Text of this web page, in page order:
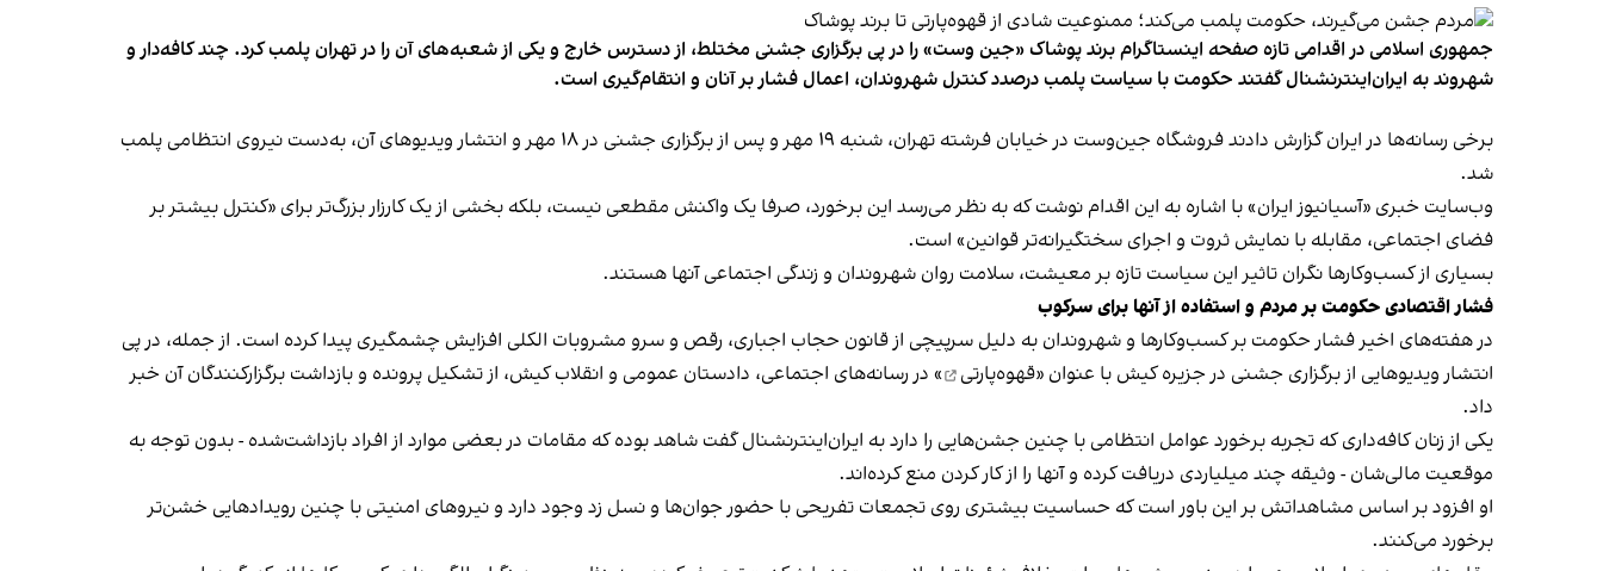
جمهوری اسلامی در اقدامی تازه صفحه اینستاگرام برند پوشاک «جین وست» را در پی برگزاری جشنی مختلط، از دسترس خارج و یکی از شعبه‌های آن را در تهران پلمب کرد. چند کافه‌‌دار و
شهروند به ایران‌اینترنشنال گفتند حکومت با سیاست پلمب درصدد کنترل شهروندان، اعمال فشار بر آنان و انتقام‌گیری است.
برخی رسانه‌ها در ایران گزارش دادند فروشگاه جین‌وست در خیابان فرشته تهران، شنبه ۱۹ مهر و پس از برگزاری جشنی در ۱۸ مهر و انتشار ویدیوهای آن، به‌دست نیروی انتظامی پلمب
شد.
وب‌سایت خبری «آسیانیوز ایران» با اشاره به این اقدام نوشت که به نظر می‌رسد این برخورد، صرفا یک واکنش مقطعی نیست، بلکه بخشی از یک کارزار بزرگ‌تر برای «کنترل بیشتر بر
فضای اجتماعی، مقابله با نمایش ثروت و اجرای سختگیرانه‌تر قوانین» است.
بسیاری از کسب‌وکارها نگران تاثیر این سیاست‌ تازه بر معیشت، سلامت روان شهروندان و زندگی اجتماعی آنها هستند.
فشار اقتصادی حکومت بر مردم و استفاده از آنها برای سرکوب
در هفته‌های اخیر فشار حکومت بر کسب‌وکارها و شهروندان به دلیل سرپیچی از قانون حجاب اجباری، رقص و سرو مشروبات الکلی افزایش چشمگیری پیدا کرده است. از جمله، در پی
انتشار ویدیوهایی از برگزاری جشنی در جزیره کیش با عنوان «قهوه‌پارتی
» در رسانه‌های اجتماعی، دادستان عمومی و انقلاب کیش، از تشکیل پرونده و بازداشت برگزارکنندگان آن خبر
داد.
یکی از زنان کافه‌داری که تجربه برخورد عوامل انتظامی با چنین جشن‌هایی را دارد به ایران‌اینترنشنال گفت شاهد بوده که مقامات در بعضی موارد از افراد بازداشت‌‌شده - بدون توجه به
موقعیت مالی‌شان - وثیقه چند میلیاردی دریافت کرده و آنها را از کار کردن منع کرده‌اند.
او افزود بر اساس مشاهداتش بر این باور است که حساسیت بیشتری روی تجمعات تفریحی با حضور جوان‌ها و نسل زد وجود دارد و نیروهای امنیتی با چنین رویدادهایی خشن‌تر
برخورد می‌کنند.